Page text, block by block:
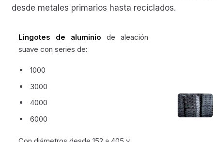
desde metales primarios hasta reciclados.
Lingotes de aluminio de aleación
suave con series de:
1000
3000
4000
6000